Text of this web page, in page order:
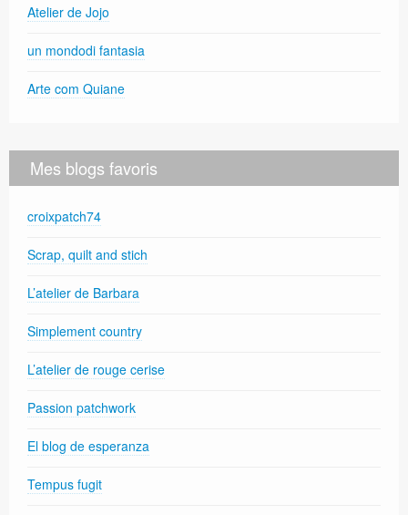
Atelier de Jojo
un mondodi fantasia
Arte com Quiane
Mes blogs favoris
croixpatch74
Scrap, quilt and stich
L’atelier de Barbara
Simplement country
L’atelier de rouge cerise
Passion patchwork
El blog de esperanza
Tempus fugit